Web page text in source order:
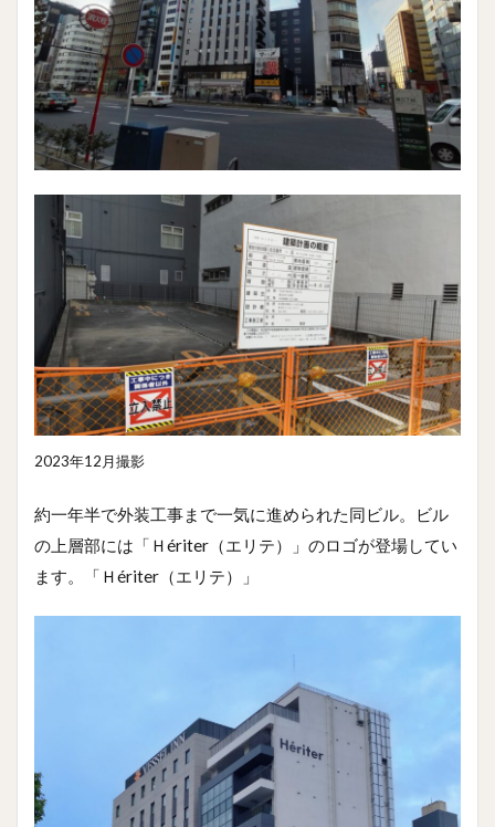
2023年12月撮影
約一年半で外装工事まで一気に進められた同ビル。ビル
の上層部には「Ｈériter（エリテ）」のロゴが登場してい
ます。「Ｈériter（エリテ）」